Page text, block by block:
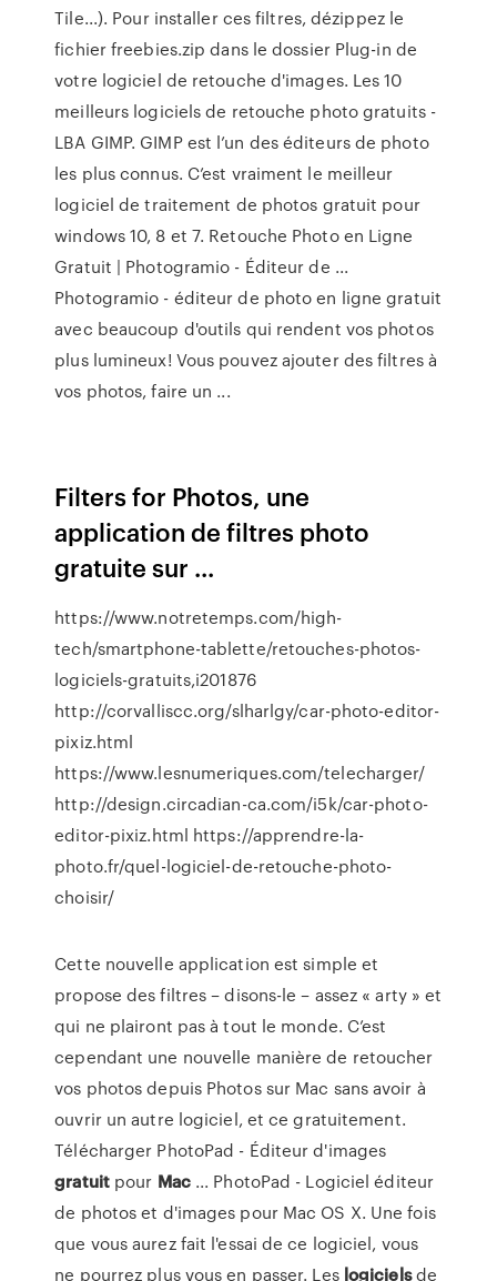
Tile...). Pour installer ces filtres, dézippez le
fichier freebies.zip dans le dossier Plug-in de
votre logiciel de retouche d'images. Les 10
meilleurs logiciels de retouche photo gratuits -
LBA GIMP. GIMP est l’un des éditeurs de photo
les plus connus. C’est vraiment le meilleur
logiciel de traitement de photos gratuit pour
windows 10, 8 et 7. Retouche Photo en Ligne
Gratuit | Photogramio - Éditeur de ...
Photogramio - éditeur de photo en ligne gratuit
avec beaucoup d'outils qui rendent vos photos
plus lumineux! Vous pouvez ajouter des filtres à
vos photos, faire un ...
Filters for Photos, une
application de filtres photo
gratuite sur ...
https://www.notretemps.com/high-
tech/smartphone-tablette/retouches-photos-
logiciels-gratuits,i201876
http://corvalliscc.org/slharlgy/car-photo-editor-
pixiz.html
https://www.lesnumeriques.com/telecharger/
http://design.circadian-ca.com/i5k/car-photo-
editor-pixiz.html https://apprendre-la-
photo.fr/quel-logiciel-de-retouche-photo-
choisir/
Cette nouvelle application est simple et
propose des filtres – disons-le – assez « arty » et
qui ne plairont pas à tout le monde. C’est
cependant une nouvelle manière de retoucher
vos photos depuis Photos sur Mac sans avoir à
ouvrir un autre logiciel, et ce gratuitement.
Télécharger PhotoPad - Éditeur d'images
gratuitpour Mac... PhotoPad - Logiciel éditeur
de photos et d'images pour Mac OS X. Une fois
que vous aurez fait l'essai de ce logiciel, vous
ne pourrez plus vous en passer. Les logicielsde